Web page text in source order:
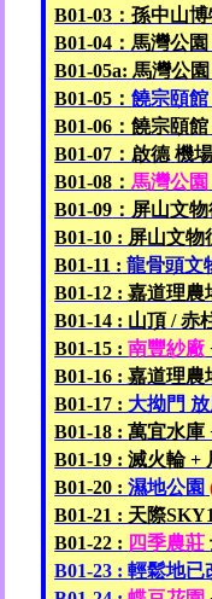
B01-03 ：孫中山
B01-04 ：馬灣公
B01-05a:馬灣公
B01-05 ：饒宗頤館
B01-06 ：饒宗頤館
B01-07 ： 啟德 機
B01-08 ：馬灣公園
B01-09 ： 屏山文
B01-10 : 屏山文物
B01-11 : 龍骨頭文
B01-12 :嘉道理農
B01-14 : 山頂 /赤
B01-15 :南豐紗廠
B01-16 :嘉道理農
B01-17 : 大拗門
B01-18 :萬宜水庫
B01-19 :滅火輪 +
B01-20 :濕地公園
B01-21 : 天際
B01-22 : 四季農莊
B01-23 : 輕鬆地已